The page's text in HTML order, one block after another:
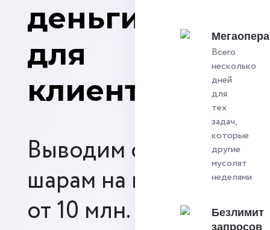
деньги
для
клиентов
Выводим сайты по
шарам на выручку
от 10 млн. рублей в
Всего
несколько
дней
для
тех
задач,
которые
другие
мусолят
неделями
Безлимит
запросов